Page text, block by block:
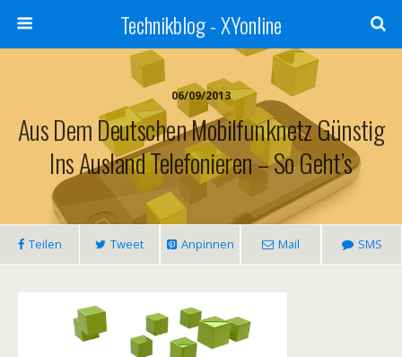
Technikblog - XYonline
06/09/2013
Aus Dem Deutschen Mobilfunknetz Günstig
Ins Ausland Telefonieren – So Geht’s
Teilen Tweet Anpinnen Mail SMS